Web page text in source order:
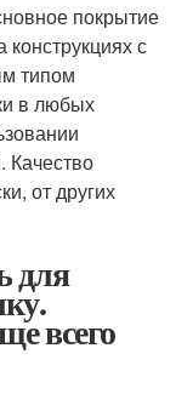
покрытие
с
типом
в любых
Качество
от других
для
всего